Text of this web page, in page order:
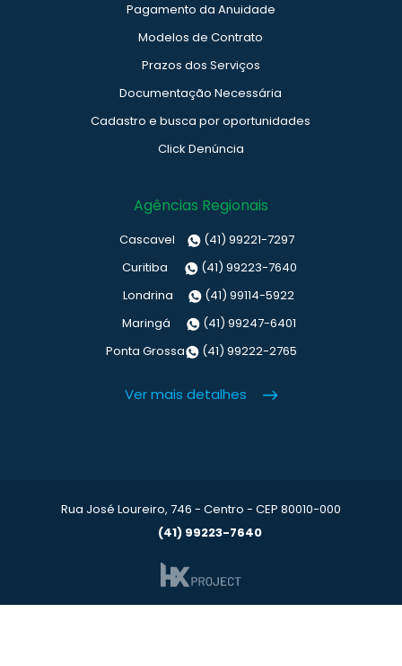
Pagamento da Anuidade
Modelos de Contrato
Prazos dos Serviços
Documentação Necessária
Cadastro e busca por oportunidades
Click Denúncia
Agências Regionais
Cascavel
(41) 99221-7297
Curitiba
(41) 99223-7640
Londrina
(41) 99114-5922
Maringá
(41) 99247-6401
Ponta Grossa
(41) 99222-2765
Ver mais detalhes
Rua José Loureiro, 746 - Centro - CEP 80010-000
(41) 99223-7640